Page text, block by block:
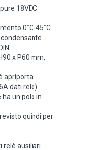
18VDC
0˚C-45˚C
x P60 mm,
apriporta
dati relè)
ha un polo in
quindi per
relè ausiliari